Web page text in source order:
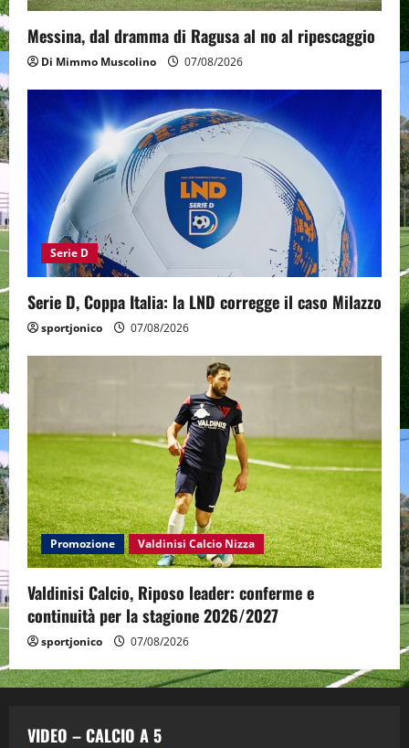
Messina, dal dramma di Ragusa al no al ripescaggio
Di Mimmo Muscolino 07/08/2026
Serie D
Serie D, Coppa Italia: la LND corregge il caso Milazzo
sportjonico 07/08/2026
Promozione Valdinisi Calcio Nizza
Valdinisi Calcio, Riposo leader: conferme e
continuità per la stagione 2026/2027
sportjonico 07/08/2026
VIDEO – CALCIO A 5